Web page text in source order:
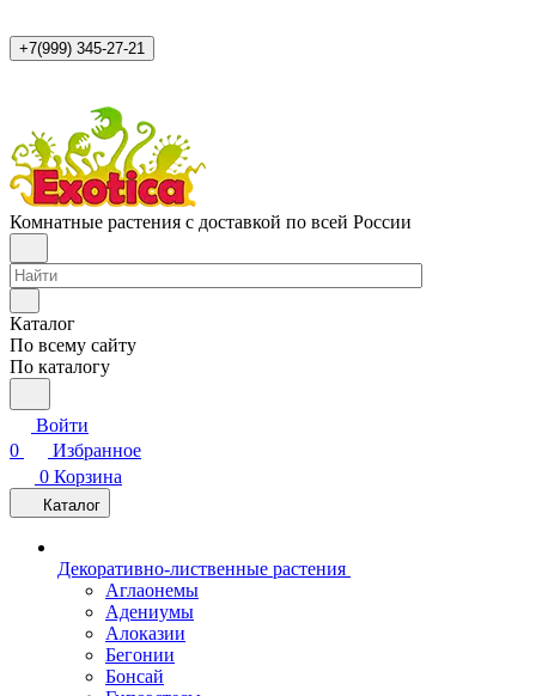
+7(999) 345-27-21
Комнатные растения с доставкой по всей России
Каталог
По всему сайту
По каталогу
Войти
0
Избранное
0 Корзина
Каталог
Декоративно-лиственные растения
Аглаонемы
Адениумы
Алоказии
Бегонии
Бонсай